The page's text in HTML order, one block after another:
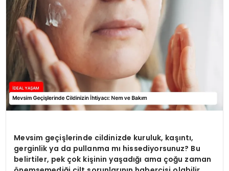
Mevsim geçişlerinde cildinizde kuruluk, kaşıntı,
gerginlik ya da pullanma mı hissediyorsunuz? Bu
belirtiler, pek çok kişinin yaşadığı ama çoğu zaman